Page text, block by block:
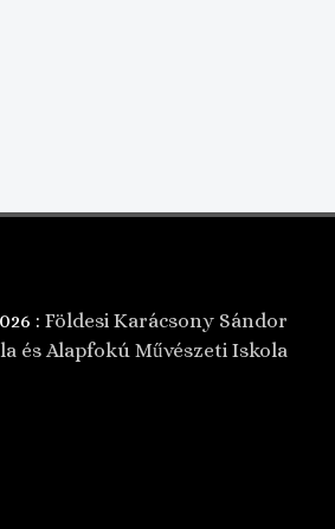
: Földesi Karácsony Sándor
és Alapfokú Művészeti Iskola